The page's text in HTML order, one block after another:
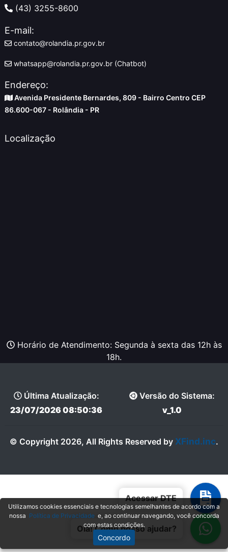
Acessar DTE
Olá! Como posso ajudar?
(43) 3255-8600
E-mail:
contato@rolandia.pr.gov.br
whatsapp@rolandia.pr.gov.br (Chatbot)
Endereço:
Avenida Presidente Bernardes, 809 - Bairro Centro CEP
86.600-067 - Rolândia - PR
Localização
Horário de Atendimento: Segunda à sexta das 12h às
18h.
Última Atualização:
23/07/2026 08:50:36
Versão do Sistema:
v_1.0
© Copyright 2026, All Rights Reserved by XFind.inc.
Utilizamos cookies essenciais e tecnologias semelhantes de acordo com a
nossa Política de Privacidadee, ao continuar navegando, você concorda
com estas condições.
Concordo